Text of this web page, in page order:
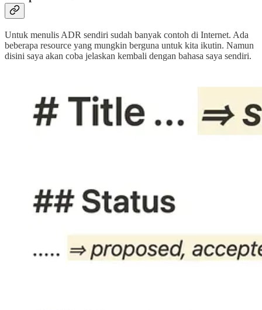
Untuk menulis ADR sendiri sudah banyak contoh di Internet. Ada
beberapa resource yang mungkin berguna untuk kita ikutin. Namun
disini saya akan coba jelaskan kembali dengan bahasa saya sendiri.